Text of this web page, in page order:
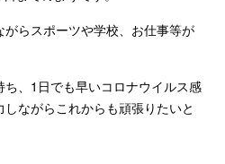
らスポーツや学校、お仕事等が
、1日でも早いコロナウイルス感
ながらこれからも頑張りたいと